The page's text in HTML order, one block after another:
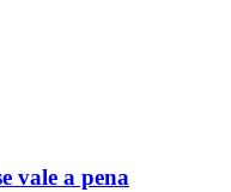
vale a pena